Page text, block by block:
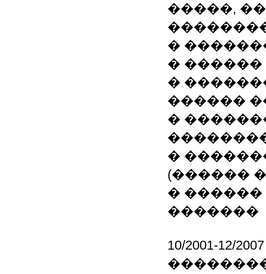
�����,
�
�
�
������
�
�
(������
� ������
�������
10/2001-12/